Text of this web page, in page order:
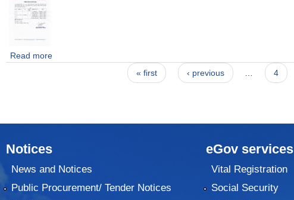
Read more
« first ‹ previous 4
Notices
News and Notices
Public Procurement/ Tender Notices
eGov services
Vital Registration
Social Security